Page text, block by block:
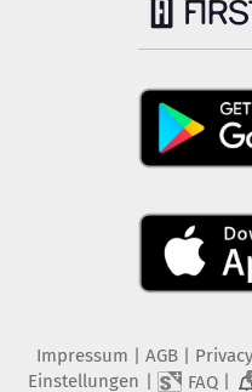
Impressum | AGB |
Einstellungen | FAQ|